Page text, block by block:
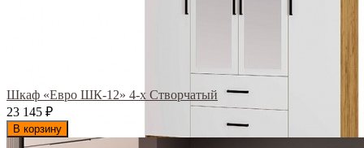
Шкаф «Евро ШК-12» 4-х Створчатый
23 145 ₽
В корзину